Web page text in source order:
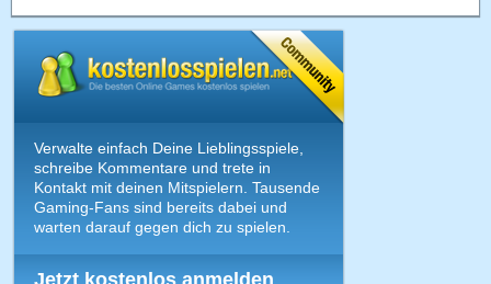
Verwalte einfach Deine Lieblingsspiele,
schreibe Kommentare und trete in
Kontakt mit deinen Mitspielern. Tausende
Gaming-Fans sind bereits dabei und
warten darauf gegen dich zu spielen.